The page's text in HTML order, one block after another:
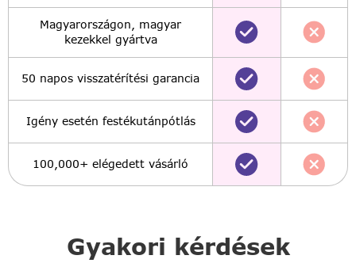
Gyakori kérdések
Magyarországon, magyar
kezekkel gyártva
50 napos visszatérítési garancia
Igény esetén festékutánpótlás
100,000+ elégedett vásárló